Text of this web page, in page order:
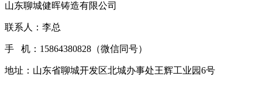
山东聊城健晖铸造有限公司
联系人：李总
手 机：15864380828（微信同号）
地址：山东省聊城开发区北城办事处王辉工业园6号